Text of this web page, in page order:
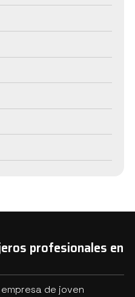
profesionales en
de joven